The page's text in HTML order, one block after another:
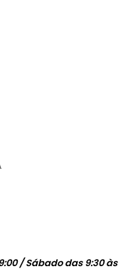
/ Sábado das 9:30 às